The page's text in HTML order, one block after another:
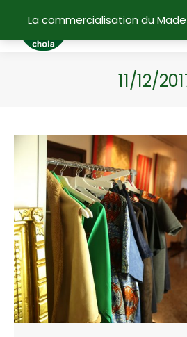
11/12/
La commercialisation du